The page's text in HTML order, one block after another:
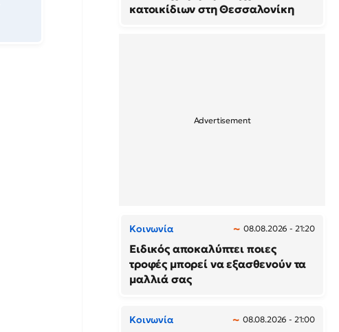
κατοικίδιων στη Θεσσαλονίκη
Κοινωνία 08.08.2026 - 21:20
Ειδικός αποκαλύπτει ποιες
τροφές μπορεί να εξασθενούν τα
μαλλιά σας
Κοινωνία 08.08.2026 - 21:00